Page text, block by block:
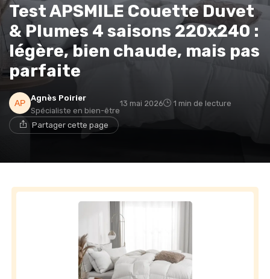
Test APSMILE Couette Duvet
& Plumes 4 saisons 220x240 :
légère, bien chaude, mais pas
parfaite
Agnès Poirier
Spécialiste en bien-être
13 mai 2026 1 min de lecture
Partager cette page